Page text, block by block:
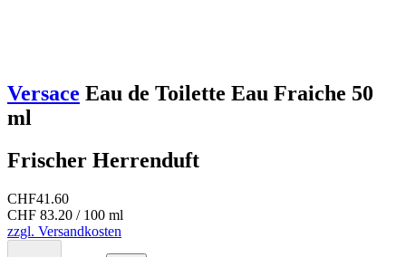
Versace Eau de Toilette Eau Fraiche 50
ml
Frischer Herrenduft
CHF41.60
CHF 83.20 / 100 ml
zzgl. Versandkosten